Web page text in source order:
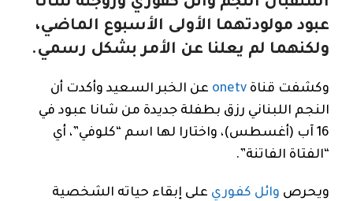
عبود مولودتهما الأولى الأسبوع الماضي،
ولكنهما لم يعلنا عن الأمر بشكل رسمي.
وكشفت قناة onetv عن الخبر السعيد وأكدت أن
النجم اللبناني رزق بطفلة جديدة من شانا عبود في
16 آب (أغسطس)، واختارا لها اسم “كلوفي”، أي
“الفتاة الفاتنة”.
ويحرص وائل كفوري على إبقاء حياته الشخصية